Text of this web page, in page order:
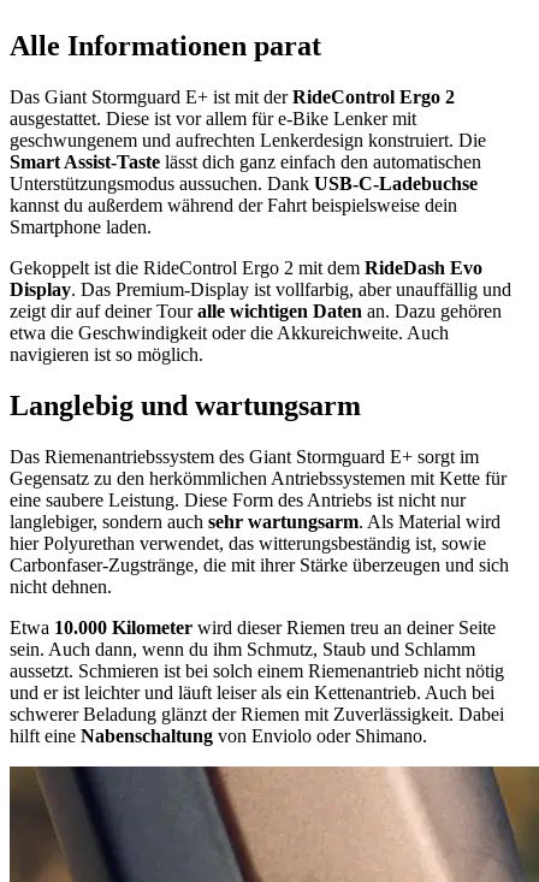
Alle Informationen parat
Das Giant Stormguard E+ ist mit derRideControl Ergo 2
ausgestattet. Diese ist vor allem für e-Bike Lenker mit
geschwungenem und aufrechten Lenkerdesign konstruiert. Die
Smart Assist-Taste lässt dich ganz einfach den automatischen
Unterstützungsmodus aussuchen. Dank USB-C-Ladebuchse
kannst du außerdem während der Fahrt beispielsweise dein
Smartphone laden.
Gekoppelt ist die RideControl Ergo 2 mit dem RideDash Evo
Display. Das Premium-Display ist vollfarbig, aber unauffällig und
zeigt dir auf deiner Touralle wichtigen Daten an. Dazu gehören
etwa die Geschwindigkeit oder die Akkureichweite. Auch
navigieren ist so möglich.
Langlebig und wartungsarm
Das Riemenantriebssystem des Giant Stormguard E+ sorgt im
Gegensatz zu den herkömmlichen Antriebssystemen mit Kette für
eine saubere Leistung. Diese Form des Antriebs ist nicht nur
langlebiger, sondern auch sehr wartungsarm. Als Material wird
hier Polyurethan verwendet, das witterungsbeständig ist, sowie
Carbonfaser-Zugstränge, die mit ihrer Stärke überzeugen und sich
nicht dehnen.
Etwa 10.000 Kilometer wird dieser Riemen treu an deiner Seite
sein. Auch dann, wenn du ihm Schmutz, Staub und Schlamm
aussetzt. Schmieren ist bei solch einem Riemenantrieb nicht nötig
und er ist leichter und läuft leiser als ein Kettenantrieb. Auch bei
schwerer Beladung glänzt der Riemen mit Zuverlässigkeit. Dabei
hilft eine Nabenschaltung von Enviolo oder Shimano.